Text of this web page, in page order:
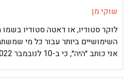
שוקי מן
לוקר סטודיו, או דאטה סטודיו
השימושיים ביותר עבור כל מי
אני כותב ״היה״, כי ב-10 לנובמבר 2022